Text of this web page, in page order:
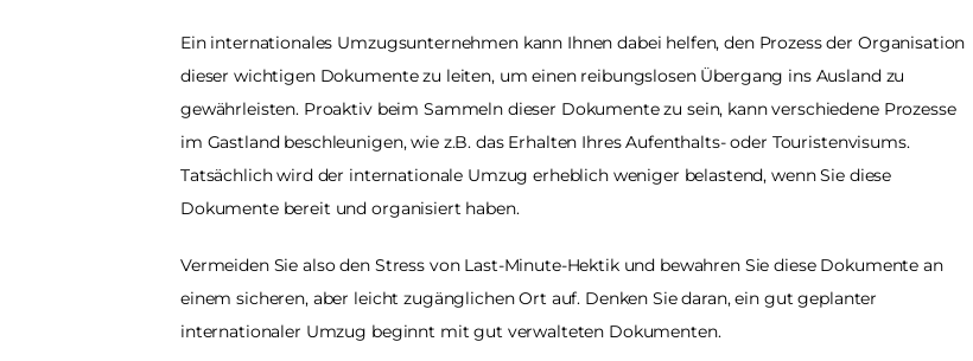
Ein internationales Umzugsunternehmen kann Ihnen dabei helfen, den Prozess der Organisation
dieser wichtigen Dokumente zu leiten, um einen reibungslosen Übergang ins Ausland zu
gewährleisten. Proaktiv beim Sammeln dieser Dokumente zu sein, kann verschiedene Prozesse
im Gastland beschleunigen, wie z.B. das Erhalten Ihres Aufenthalts- oder Touristenvisums.
Tatsächlich wird der internationale Umzug erheblich weniger belastend, wenn Sie diese
Dokumente bereit und organisiert haben.
Vermeiden Sie also den Stress von Last-Minute-Hektik und bewahren Sie diese Dokumente an
einem sicheren, aber leicht zugänglichen Ort auf. Denken Sie daran, ein gut geplanter
internationaler Umzug beginnt mit gut verwalteten Dokumenten.